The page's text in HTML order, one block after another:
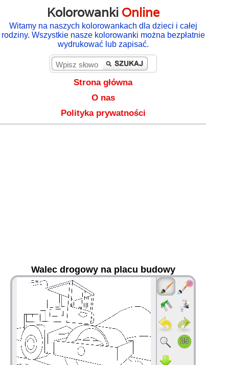
Kolorowanki Online
Witamy na naszych kolorowankach dla dzieci i całej
rodziny. Wszystkie nasze kolorowanki można bezpłatnie
wydrukować lub zapisać.
Strona główna
O nas
Polityka prywatności
Walec drogowy na placu budowy